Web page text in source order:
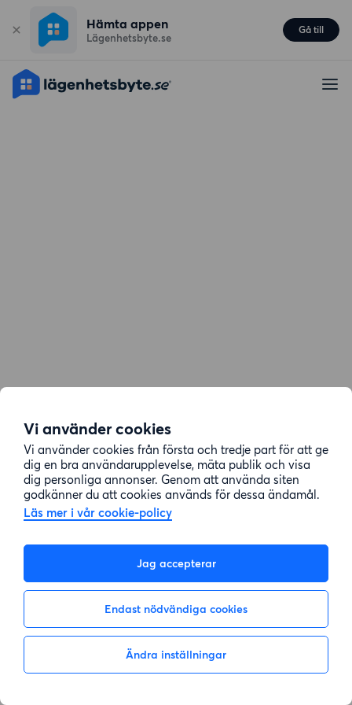
Vi använder cookies
Vi använder cookies från första och tredje part för att ge
dig en bra användarupplevelse, mäta publik och visa
dig personliga annonser. Genom att använda siten
godkänner du att cookies används för dessa ändamål.
Läs mer i vår cookie-policy
Jag accepterar
Endast nödvändiga cookies
Ändra inställningar
Hämta appen
Lägenhetsbyte.se
Gå till